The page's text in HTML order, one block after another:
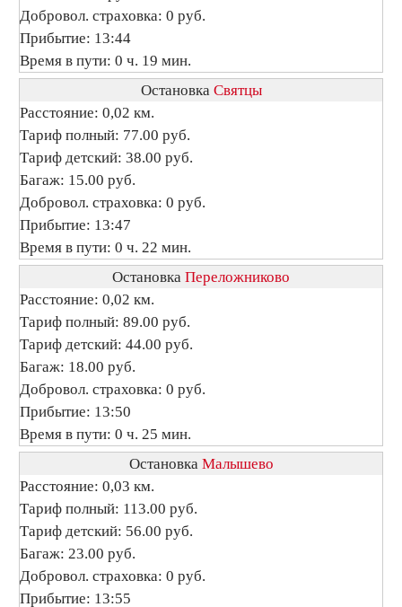
Добровол. страховка: 0 руб.
Прибытие: 13:44
Время в пути: 0 ч. 19 мин.
Остановка Святцы
Расстояние: 0,02 км.
Тариф полный: 77.00 руб.
Тариф детский: 38.00 руб.
Багаж: 15.00 руб.
Добровол. страховка: 0 руб.
Прибытие: 13:47
Время в пути: 0 ч. 22 мин.
Остановка Переложниково
Расстояние: 0,02 км.
Тариф полный: 89.00 руб.
Тариф детский: 44.00 руб.
Багаж: 18.00 руб.
Добровол. страховка: 0 руб.
Прибытие: 13:50
Время в пути: 0 ч. 25 мин.
Остановка Малышево
Расстояние: 0,03 км.
Тариф полный: 113.00 руб.
Тариф детский: 56.00 руб.
Багаж: 23.00 руб.
Добровол. страховка: 0 руб.
Прибытие: 13:55